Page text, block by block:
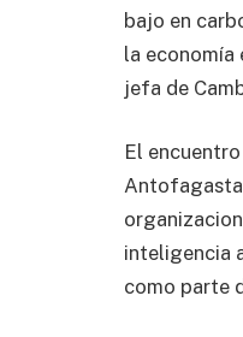
bajo en
la economía
jefa de
El
Antofagasta
inteligencia
como parte